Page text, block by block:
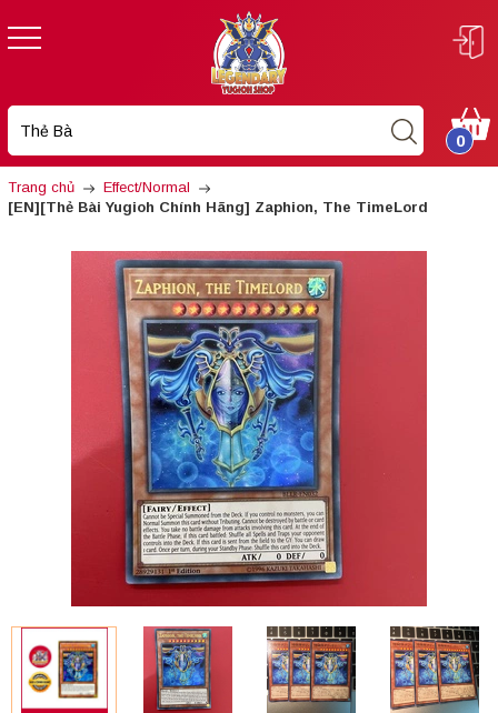
0
Trang chủ
Effect/Normal
[EN][Thẻ Bài Yugioh Chính Hãng] Zaphion, The TimeLord